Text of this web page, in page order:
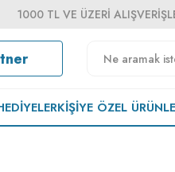
1000 TL VE ÜZERI
KIŞIYE ÖZEL